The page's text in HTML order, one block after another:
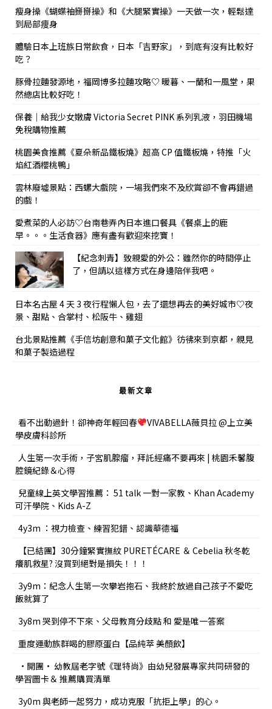
瘦身操《蝴蝶袖掰掰操》和《大腿緊實操》一天做一次，輕鬆達
到局部痩身
體驗日本上班族日常飲食，日本「吉野家」，到底有沒有比較好
吃？
豚骨拉麵發源地，福岡博多拉麵攻略♡ 暖暮、一蘭和一風堂，果
然總店比較好吃！
保養｜給我少女嫩膚 Victoria Secret PINK 系列乳液，羽田機場
免稅購物推薦
桃園美食推薦《夏朵新品鐵板燒》超高 CP 值鐵板燒，特推「火
焰紅酒櫻桃鴨」
雲林廢墟景點：西螺大戲院，一場我們來不及欣賞卻不會再錯過
的戲！
愛煮菜的人必訪♡台南巷弄內日本進口餐具《餐桌上的鹿
早。。。生活食器》應有盡有歡迎來挖寶！
【紀念刺青】致親愛的外公：雖然你的時間停止
了，但請以這樣方式在身邊陪伴我吧。
日本名古屋 4 天 3 夜行程懶人包，去了還想再去的美好城市♡夜
景、甜點、合掌村、松阪牛、雞翅
台北景點推薦《手信坊創意和菓子文化館》彷彿來到京都，親見
和菓子製造過程
最新文章
看不出動過針！卻神奇年輕回春
VIVABELLA薇貝拉 @上立美
學皮膚科診所
人生第一次手術，子宮肌腺瘤，拜託經痛不要再來 | 桃園禾馨腹
腔鏡紀錄＆心得
兒童線上英文學習推薦： 51 talk 一對一家教、Khan Academy
可汗學院、Kids A-Z
4y3m ：視力檢查、練習犯錯、認識華德福
【已結團】30分鐘緊實撫紋 PURETÉCARE ＆ Cebelia 秋冬乾
癢肌救星? 沒買到絕對是損失！！！
3y9m：紀念人生第一次攀岩抱石、我終於放過自己孩子不愛吃
飯就算了
3y8m 哭到停不下來、父母教育分歧點 和 愛是唯一答案
重度運動族群喝的膠原蛋白【品純萃 美顏飲】
•開團• 幼教屆老字號《理特尚》由幼兒發展專家共同研發的
學習圖卡＆ 推薦購買清單
3y0m 與老師一起努力，成功克服「抗拒上學」的心。